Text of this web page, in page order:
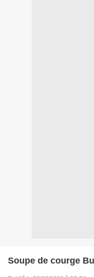
Soupe de courge